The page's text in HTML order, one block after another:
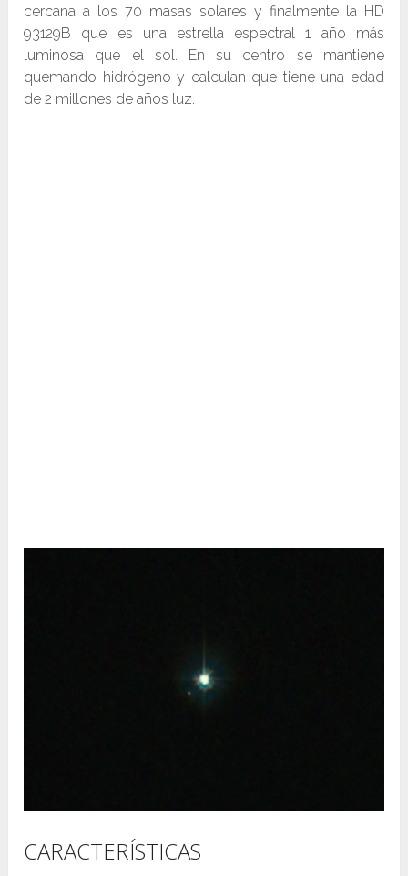
cercana a los 70 masas solares y finalmente la HD
93129B que es una estrella espectral 1 año más
luminosa que el sol. En su centro se mantiene
quemando hidrógeno y calculan que tiene una edad
de 2 millones de años luz.
CARACTERÍSTICAS